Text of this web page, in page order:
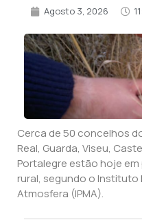
Agosto 3, 2026
Cerca de 50 concelhos
Real, Guarda, Viseu,
Portalegre estão hoje
rural, segundo o Instituto
Atmosfera (IPMA).